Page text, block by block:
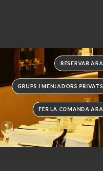
RESERVAR ARA
GRUPS I MENJADORS PRIVATS
FER LA COMANDA ARA